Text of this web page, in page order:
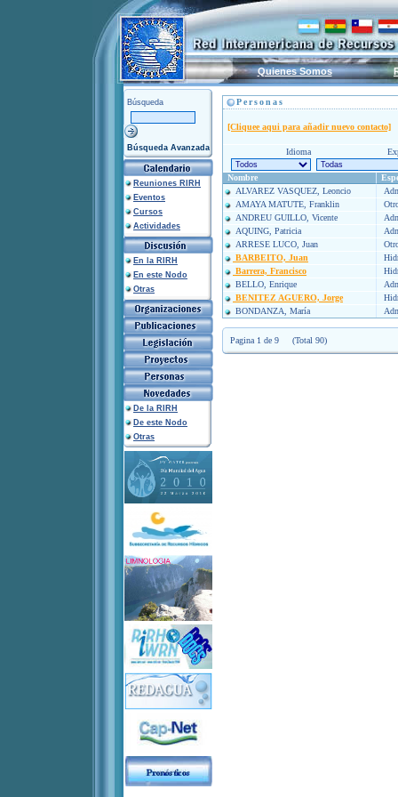
Quienes Somos
Búsqueda
Búsqueda Avanzada
Reuniones RIRH
Eventos
Cursos
Actividades
En la RIRH
En este Nodo
Otras
De la RIRH
De este Nodo
Otras
Personas
[Cliquee aqui para añadir nuevo contacto]
Idioma
Nombre
ALVAREZ VASQUEZ, Leoncio
AMAYA MATUTE, Franklin
ANDREU GUILLO, Vicente
AQUING, Patricia
ARRESE LUCO, Juan
BARBEITO, Juan
Barrera, Francisco
BELLO, Enrique
BENITEZ AGUERO, Jorge
BONDANZA, María
Pagina 1 de 9 (Total 90)